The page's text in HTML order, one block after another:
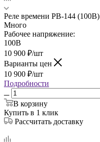
Реле времени РВ-144 (100В)
Много
Рабочее напряжение:
100В
10 900 ₽/шт
Варианты цен
10 900 ₽/шт
Подробности
В корзину
Купить в 1 клик
Рассчитать доставку